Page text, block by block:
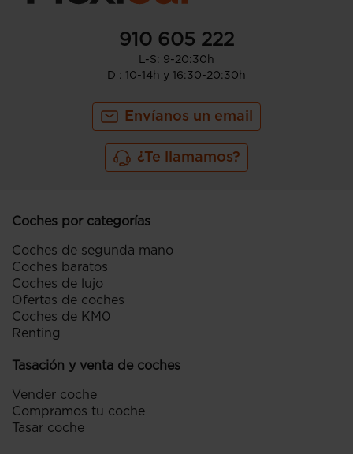
910 605 222
L-S: 9-20:30h
D : 10-14h y 16:30-20:30h
Envíanos un email
¿Te llamamos?
Coches por categorías
Coches de segunda mano
Coches baratos
Coches de lujo
Ofertas de coches
Coches de KM0
Renting
Tasación y venta de coches
Vender coche
Compramos tu coche
Tasar coche